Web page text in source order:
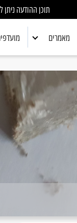
תוכן ההודעה
מאמרים
אלקטרוניקה
ביולוגיה
כימיה
פיזיקה
רובוטיקה